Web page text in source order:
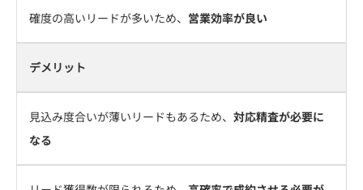
確度の高いリードが多いため、 営業効率が良い
デメリット
見込み度合いが薄いリードもあるため、 対応精査が必要に
なる